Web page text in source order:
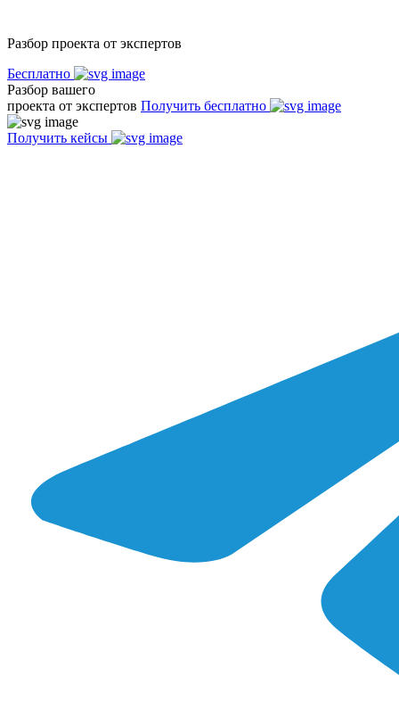
Разбор проекта от экспертов
Бесплатно
Разбор вашего
проекта от экспертов Получить бесплатно
Получить кейсы